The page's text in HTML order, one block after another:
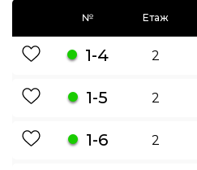
№ Етаж
1-4 2
1-5 2
1-6 2